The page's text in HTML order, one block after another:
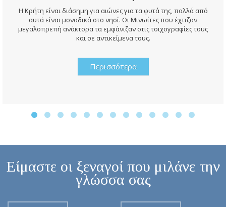
Η Κρήτη είναι διάσημη για αιώνες για τα φυτά της, πολλά από
αυτά είναι μοναδικά στο νησί. Οι Μινωίτες που έχτιζαν
μεγαλοπρεπή ανάκτορα τα εμφάνιζαν στις τοιχογραφίες τους
και σε αντικείμενα τους.
Περισσότερα
Είμαστε οι ξεναγοί που μιλάνε την
γλώσσα σας